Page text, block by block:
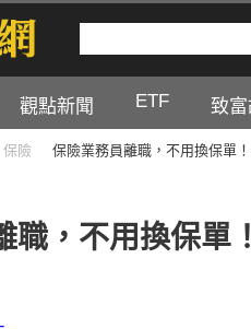
觀點新聞 ETF 致
保險 保險業務員離職，不用換保單
職，不用換保單